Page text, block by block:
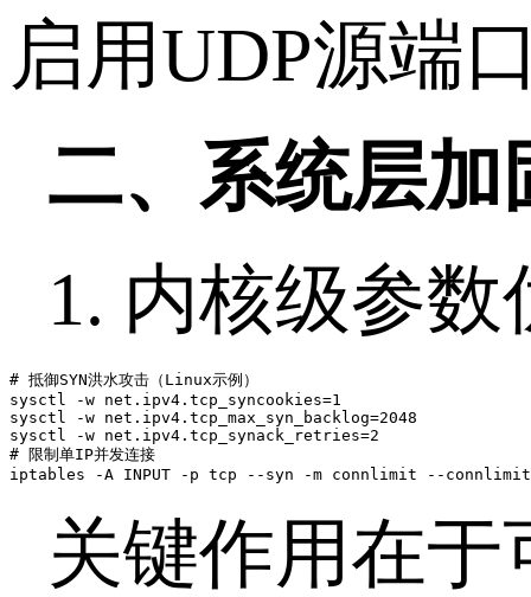
启用UDP源端
二、系统层加
1. 内核级参数
# 抵御SYN洪水攻击（Linux示例）
sysctl -w net.ipv4.tcp_syncookies=1
sysctl -w net.ipv4.tcp_max_syn_backlog=2048
sysctl -w net.ipv4.tcp_synack_retries=2
# 限制单IP并发连接
iptables -A INPUT -p tcp --syn -m connlimit --connlimit-
关键作用在